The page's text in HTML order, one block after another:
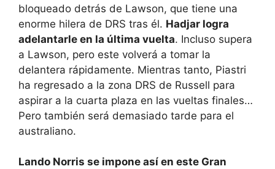
bloqueado detrás de Lawson, que tiene una
enorme hilera de DRS tras él. Hadjar logra
adelantarle en la última vuelta. Incluso supera
a Lawson, pero este volverá a tomar la
delantera rápidamente. Mientras tanto, Piastri
ha regresado a la zona DRS de Russell para
aspirar a la cuarta plaza en las vueltas finales…
Pero también será demasiado tarde para el
australiano.
Lando Norris se impone así en este Gran